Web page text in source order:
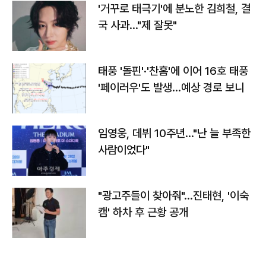
'거꾸로 태극기'에 분노한 김희철, 결
국 사과…"제 잘못"
태풍 '돌핀'·'찬홈'에 이어 16호 태풍
'페이러우'도 발생…예상 경로 보니
임영웅, 데뷔 10주년…"난 늘 부족한
사람이었다"
"광고주들이 찾아줘"…진태현, '이숙
캠' 하차 후 근황 공개